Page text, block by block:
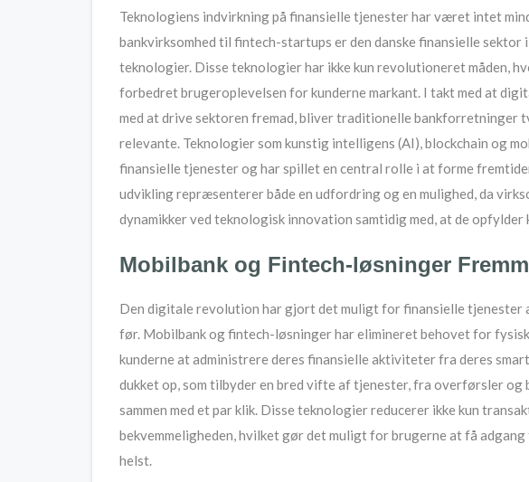
Teknologiens indvirkning på finansielle tjenester har været intet
bankvirksomhed til fintech-startups er den danske finansielle
teknologier. Disse teknologier har ikke kun revolutioneret måden,
forbedret brugeroplevelsen for kunderne markant. I takt med at
med at drive sektoren fremad, bliver traditionelle
relevante. Teknologier som kunstig intelligens (AI), blockchain og
finansielle tjenester og har spillet en central rolle i at forme
udvikling repræsenterer både en udfordring og en mulighed, da
dynamikker ved teknologisk innovation samtidig med, at de
Mobilbank og Fintech-løsninger
Den digitale revolution har gjort det muligt for finansielle tjenester
før. Mobilbank og fintech-løsninger har elimineret behovet for
kunderne at administrere deres finansielle aktiviteter fra deres
dukket op, som tilbyder en bred vifte af tjenester, fra overførsler
sammen med et par klik. Disse teknologier reducerer ikke kun
bekvemmeligheden, hvilket gør det muligt for brugerne at få
helst.